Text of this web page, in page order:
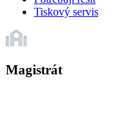
Tiskový servis
Magistrát